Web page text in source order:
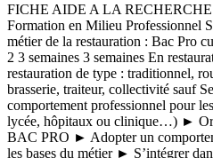
FICHE AIDE A LA RECHERCHE
Formation en Milieu Professionnel
métier de la restauration : Bac Pro
2 3 semaines 3 semaines En
restauration de type : traditionnel,
brasserie, traiteur, collectivité sauf
comportement professionnel pour
lycée, hôpitaux ou clinique…) ►
BAC PRO ► Adopter un
les bases du métier ► S’intégrer